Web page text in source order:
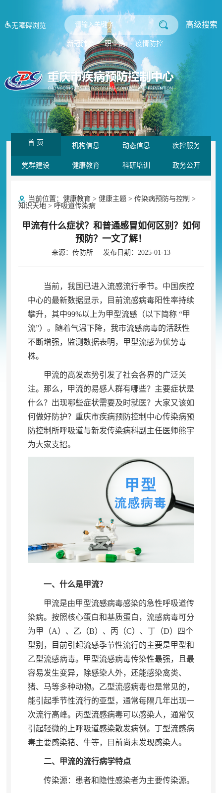
无障碍浏览 高级搜索
新冠肺炎 职业病 疫情防控
首 页 机构信息 动态信息 疾控服务
党群建设 健康教育 科研培训 政务公开
当前位置： 健康教育> 健康主题> 传染病预防与控制 >
知识天地> 呼吸道传染病
甲流有什么症状？和普通感冒如何区别？如何
预防？一文了解！
来源：传防所 发布日期：2025-01-13
当前， 我国已进入流感流行季节。中国疾控
中心的最新数据显示，
目前流感病毒阳性率持续
攀升，其中99%以上为甲型流感（以下简称 “甲
流”） 。
随着气温下降，我市流感病毒的活跃性
不断增强，
监测数据表明，甲型流感为优势毒
株。
甲流的高发态势引发了社会各界的广泛关
注。 那么，甲流的易感人群有哪些？主要症状是
什么？出现哪些症状需要及时就医？大家又该如
何做好防护？重庆市疾病预防控制中心传染病预
防控制所呼吸道与新发传染病科副主任医师熊宇
为大家支招。
一、什么是甲流？
甲流是由甲型流感病毒感染的急性呼吸道传
染病。 按照核心蛋白和基质蛋白，流感病毒可分
为甲（A）、乙（B）、丙（C）、丁（D）四个
型别 ，
目前引起流感季节性流行的主要是甲型和
乙型流感病毒。甲型流感病毒传染性最强， 且最
容易发生变异，除感染人外， 还能感染禽类、
猪、马等多种动物。乙型流感病毒也是常见的，
能引起季节性流行的亚型，通常每隔几年出现一
次流行高峰。 丙型流感病毒可以感染人，通常仅
引起轻微的上呼吸道感染散发病例 。
丁型流感病
毒主要感染猪、牛等，目前尚未发现感染人。
二、甲流的流行病学特点
传染源：患者和隐性感染者为主要传染源。